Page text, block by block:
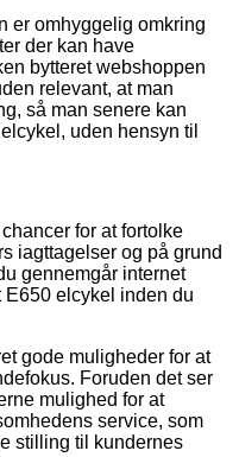
er omhyggelig omkring
der kan have
bytteret webshoppen
relevant, at man
så man senere kan
uden hensyn til
for at fortolke
iagttagelser og på grund
gennemgår internet
elcykel inden du
gode muligheder for at
Foruden det ser
mulighed for at
service, som
stilling til kundernes